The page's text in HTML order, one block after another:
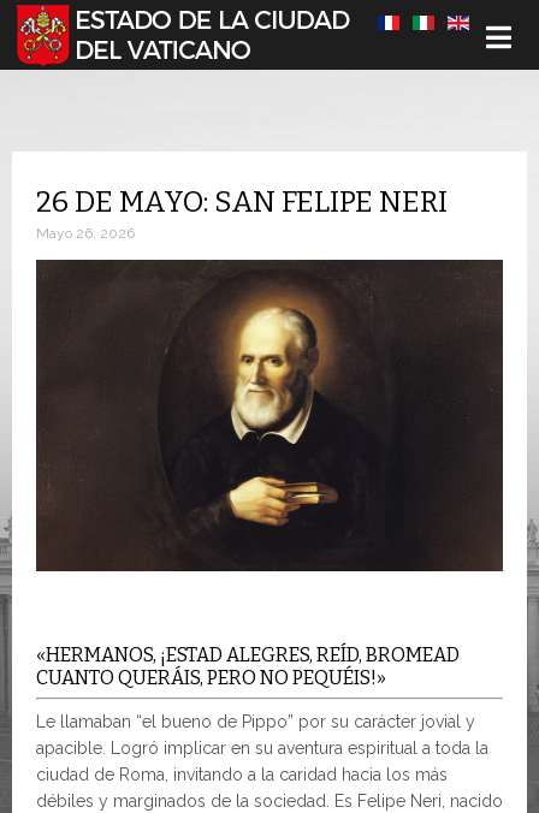
Seleccione su idioma
26 DE MAYO: SAN FELIPE NERI
Mayo 26, 2026
«HERMANOS, ¡ESTAD ALEGRES, REÍD, BROMEAD
CUANTO QUERÁIS, PERO NO PEQUÉIS!»
Le llamaban “el bueno de Pippo” por su carácter jovial y
apacible. Logró implicar en su aventura espiritual a toda la
ciudad de Roma, invitando a la caridad hacia los más
débiles y marginados de la sociedad. Es Felipe Neri, nacido